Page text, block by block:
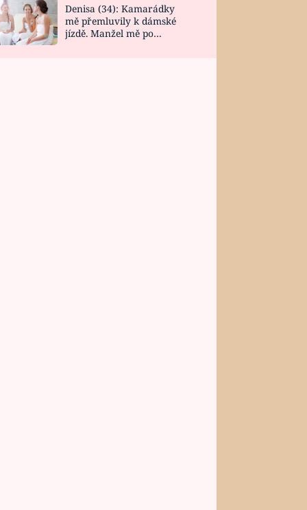
Denisa (34): Kamarádky
mě přemluvily k dámské
jízdě. Manžel mě po